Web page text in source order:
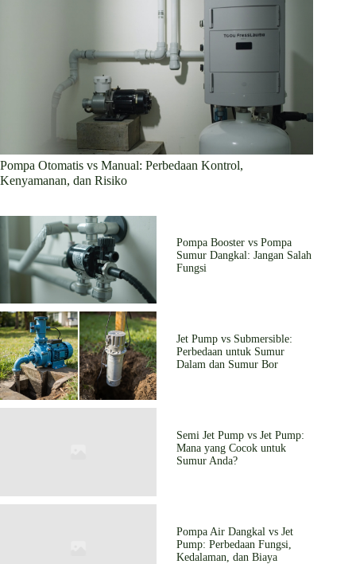
Pompa Otomatis vs Manual: Perbedaan Kontrol,
Kenyamanan, dan Risiko
Pompa Booster vs Pompa
Sumur Dangkal: Jangan Salah
Fungsi
Jet Pump vs Submersible:
Perbedaan untuk Sumur
Dalam dan Sumur Bor
Semi Jet Pump vs Jet Pump:
Mana yang Cocok untuk
Sumur Anda?
Pompa Air Dangkal vs Jet
Pump: Perbedaan Fungsi,
Kedalaman, dan Biaya